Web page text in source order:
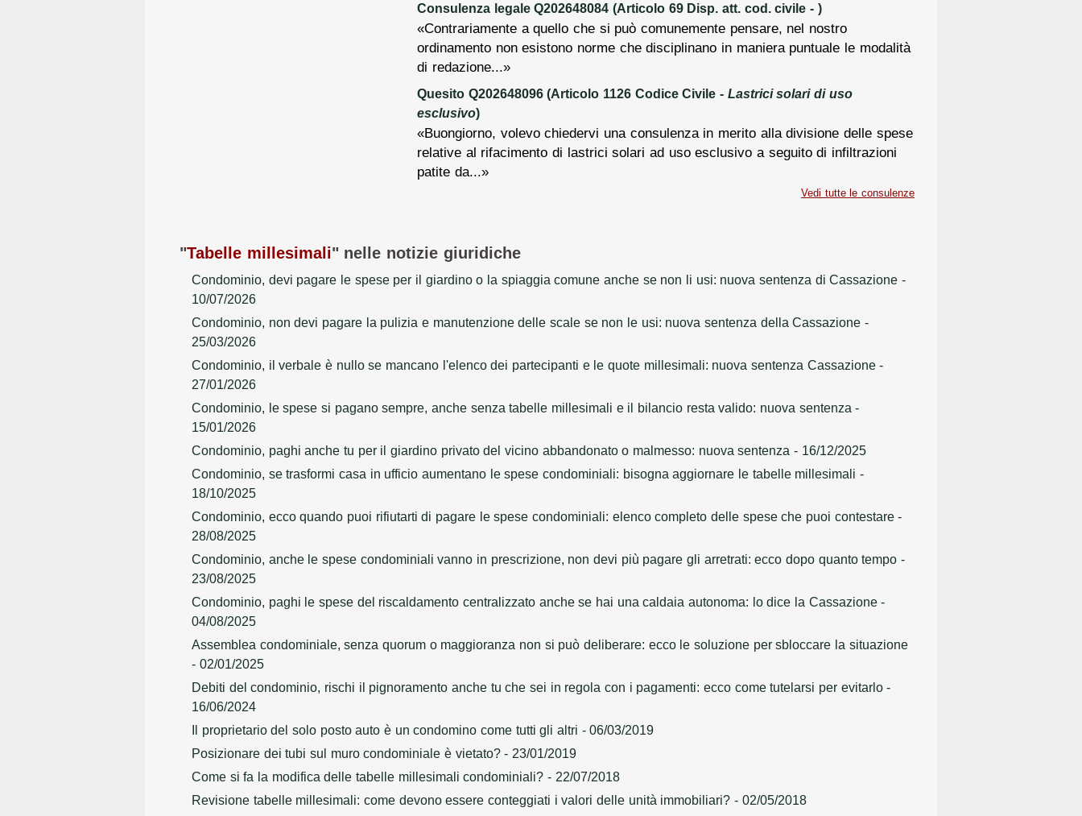
Consulenza legale Q202648084 (Articolo 69 Disp. att. cod. civile - )
«Contrariamente a quello che si può comunemente pensare, nel nostro
ordinamento non esistono norme che disciplinano in maniera puntuale le modalità
di redazione...»
Quesito Q202648096 (Articolo 1126 Codice Civile - Lastrici solari di uso
esclusivo)
«Buongiorno, volevo chiedervi una consulenza in merito alla divisione delle spese
relative al rifacimento di lastrici solari ad uso esclusivo a seguito di infiltrazioni
patite da...»
Vedi tutte le consulenze
"Tabelle millesimali" nelle notizie giuridiche
Condominio, devi pagare le spese per il giardino o la spiaggia comune anche se non li usi: nuova sentenza di Cassazione -
10/07/2026
Condominio, non devi pagare la pulizia e manutenzione delle scale se non le usi: nuova sentenza della Cassazione -
25/03/2026
Condominio, il verbale è nullo se mancano l'elenco dei partecipanti e le quote millesimali: nuova sentenza Cassazione-
27/01/2026
Condominio, le spese si pagano sempre, anche senza tabelle millesimali e il bilancio resta valido: nuova sentenza -
15/01/2026
Condominio, paghi anche tu per il giardino privato del vicino abbandonato o malmesso: nuova sentenza - 16/12/2025
Condominio, se trasformi casa in ufficio aumentano le spese condominiali: bisogna aggiornare le tabelle millesimali -
18/10/2025
Condominio, ecco quando puoi rifiutarti di pagare le spese condominiali: elenco completo delle spese che puoi contestare-
28/08/2025
Condominio, anche le spese condominiali vanno in prescrizione, non devi più pagare gli arretrati: ecco dopo quanto tempo -
23/08/2025
Condominio, paghi le spese del riscaldamento centralizzato anche se hai una caldaia autonoma: lo dice la Cassazione-
04/08/2025
Assemblea condominiale, senza quorum o maggioranza non si può deliberare: ecco le soluzione per sbloccare la situazione
- 02/01/2025
Debiti del condominio, rischi il pignoramento anche tu che sei in regola con i pagamenti: ecco come tutelarsi per evitarlo-
16/06/2024
Il proprietario del solo posto auto è un condomino come tutti gli altri - 06/03/2019
Posizionare dei tubi sul muro condominiale è vietato?- 23/01/2019
Come si fa la modifica delle tabelle millesimali condominiali? - 22/07/2018
Revisione tabelle millesimali: come devono essere conteggiati i valori delle unità immobiliari? - 02/05/2018